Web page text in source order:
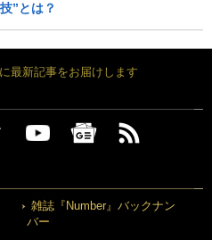
”とは？
最新記事をお届けします
雑誌『Number』バックナン
バー